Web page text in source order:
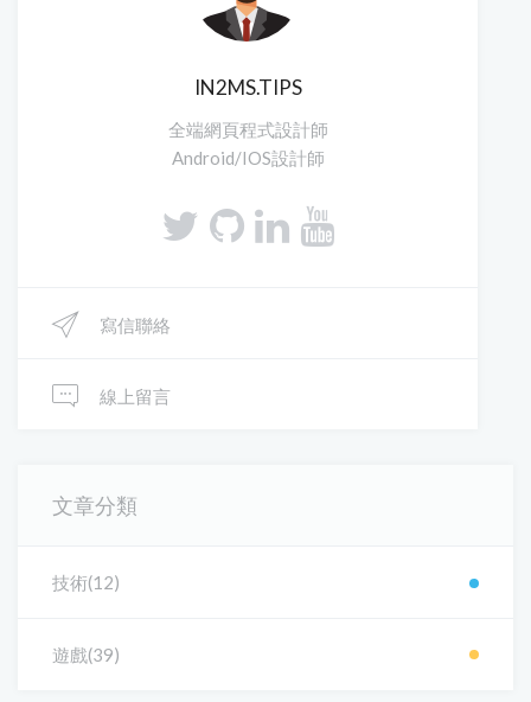
IN2MS.TIPS
全端網頁程式設計師
Android/IOS設計師
寫信聯絡
線上留言
文章分類
技術(12)
遊戲(39)